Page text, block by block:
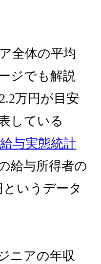
全体の平均
ジでも解説
万円が目安
している
与実態統計
給与所得者の
いうデータ
ニアの年収